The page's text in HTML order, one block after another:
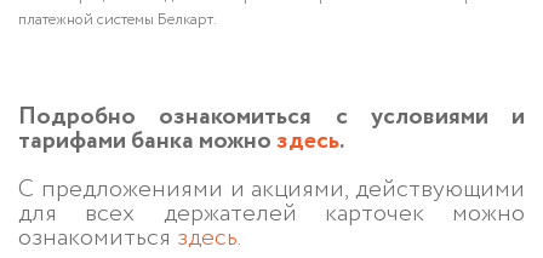
платежной системы Белкарт.
Подробно ознакомиться с условиями и
тарифами банка можноздесь.
С предложениями и акциями, действующими
для всех держателей карточек можно
ознакомиться здесь.